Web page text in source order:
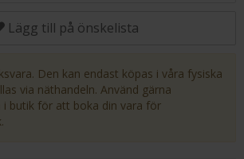
Lägg till på önskelista
Den kan endast köpas i våra fysiska
via näthandeln. Använd gärna
i butik för att boka din vara för